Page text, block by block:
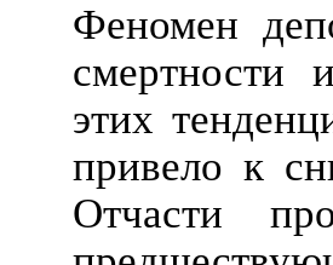
Феномен
смертности
этих
привело к
Отчасти